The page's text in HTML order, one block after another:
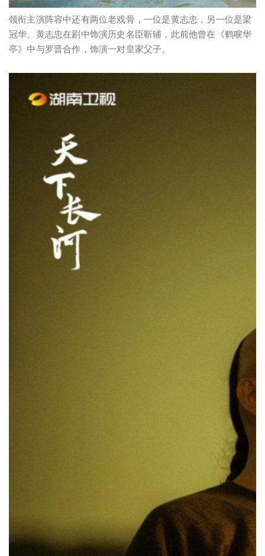
领衔主演阵容中还有两位老戏骨，一位是黄志忠，另一位是梁
冠华。黄志忠在剧中饰演历史名臣靳辅，此前他曾在《鹤唳华
亭》中与罗晋合作，饰演一对皇家父子。